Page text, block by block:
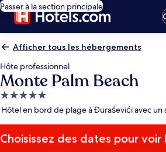
Passer à la section principale
Afficher tous les hébergements
Hôte professionnel
Monte Palm Beach
Hébergement
5.0 étoiles
Hôtel en bord de plage à Đuraševići avec un
Choisissez des dates pour voir